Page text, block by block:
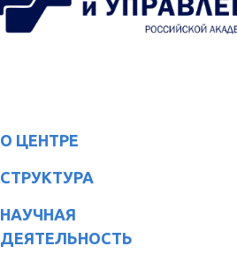
О ЦЕНТРЕ
СТРУКТУРА
НАУЧНАЯ
ДЕЯТЕЛЬНОСТЬ